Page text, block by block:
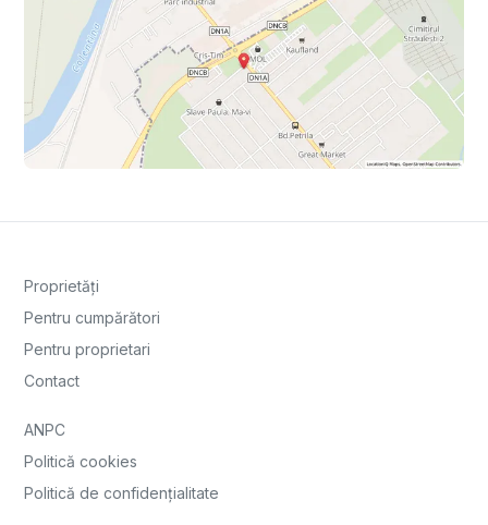
Proprietăți
Pentru cumpărători
Pentru proprietari
Contact
ANPC
Politică cookies
Politică de confidențialitate